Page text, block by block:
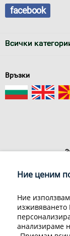
facebook
Всички
Връзки
Декларация за
Грийн Мастър
© 1998-
Ние ценим
Ние
анализираме